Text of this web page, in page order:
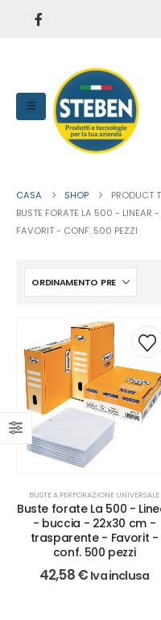
CASA SHOP
PRODUCT
BUSTE FORATE LA 500 -
FAVORIT - CONF. 500 PEZZI
BUSTE A PERFORAZIONE UNIVERSALE
Buste forate La 500 -
- buccia - 22x30 cm -
trasparente - Favorit -
conf. 500 pezzi
42,58€ Iva inclusa